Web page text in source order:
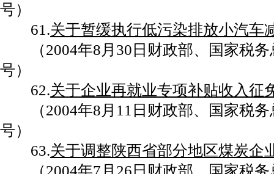
号）
61.关于暂缓执行低污染排放小汽车
（2004年8月30日财政部、国家税务
号）
62.关于企业再就业专项补贴收入征
（2004年8月11日财政部、国家税务
号）
63.关于调整陕西省部分地区煤炭企